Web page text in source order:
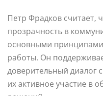
Петр Фрадков считает,
прозрачность в
основными
работы. Он
доверительный диалог
их активное участие в